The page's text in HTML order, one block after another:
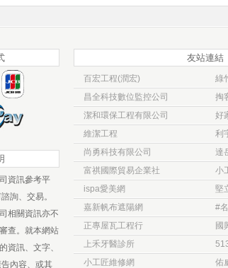
資訊參考平
詢、交易。
相關資訊亦不
查。就本網站
資訊、文字、
內容、或其
友站連結
百宏工程(潤宏)
綠
昌全科技數位監控公司
掏
潔和環保工程有限公司
好
維潔工程
利
尚勇科技有限公司
達
富祺國際貿易企業社
小
ispa愛美網
堅
嘉新帆布遮陽網
#
正專屋瓦工程行
國
上禾牙醫診所
小工匠維修網
佑